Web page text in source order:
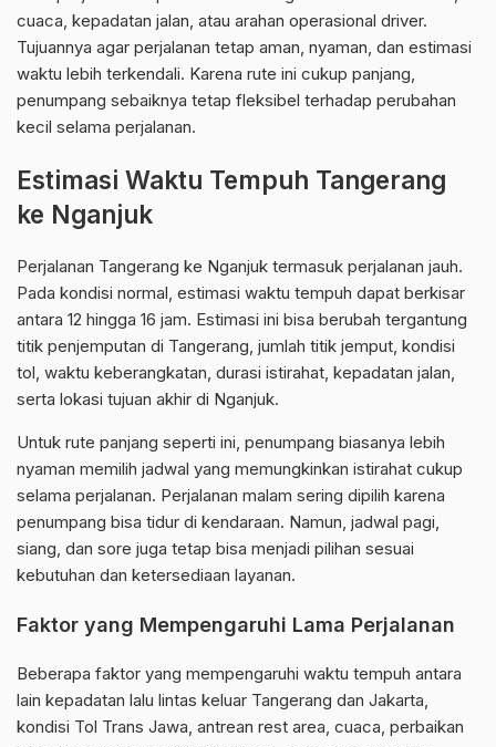
cuaca, kepadatan jalan, atau arahan operasional driver.
Tujuannya agar perjalanan tetap aman, nyaman, dan estimasi
waktu lebih terkendali. Karena rute ini cukup panjang,
penumpang sebaiknya tetap fleksibel terhadap perubahan
kecil selama perjalanan.
Estimasi Waktu Tempuh Tangerang
ke Nganjuk
Perjalanan Tangerang ke Nganjuk termasuk perjalanan jauh.
Pada kondisi normal, estimasi waktu tempuh dapat berkisar
antara 12 hingga 16 jam. Estimasi ini bisa berubah tergantung
titik penjemputan di Tangerang, jumlah titik jemput, kondisi
tol, waktu keberangkatan, durasi istirahat, kepadatan jalan,
serta lokasi tujuan akhir di Nganjuk.
Untuk rute panjang seperti ini, penumpang biasanya lebih
nyaman memilih jadwal yang memungkinkan istirahat cukup
selama perjalanan. Perjalanan malam sering dipilih karena
penumpang bisa tidur di kendaraan. Namun, jadwal pagi,
siang, dan sore juga tetap bisa menjadi pilihan sesuai
kebutuhan dan ketersediaan layanan.
Faktor yang Mempengaruhi Lama Perjalanan
Beberapa faktor yang mempengaruhi waktu tempuh antara
lain kepadatan lalu lintas keluar Tangerang dan Jakarta,
kondisi Tol Trans Jawa, antrean rest area, cuaca, perbaikan